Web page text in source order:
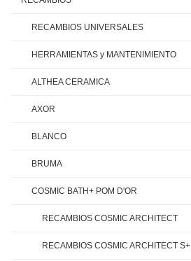
RECAMBIOS UNIVERSALES
HERRAMIENTAS y MANTENIMIENTO
ALTHEA CERAMICA
AXOR
BLANCO
BRUMA
COSMIC BATH+ POM D'OR
RECAMBIOS COSMIC ARCHITECT
RECAMBIOS COSMIC ARCHITECT S+